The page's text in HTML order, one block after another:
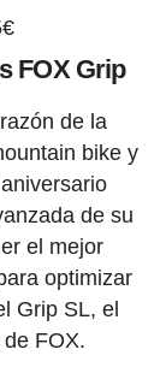
FOX Grip
de la
bike y
de su
el mejor
optimizar
Grip SL, el
FOX.